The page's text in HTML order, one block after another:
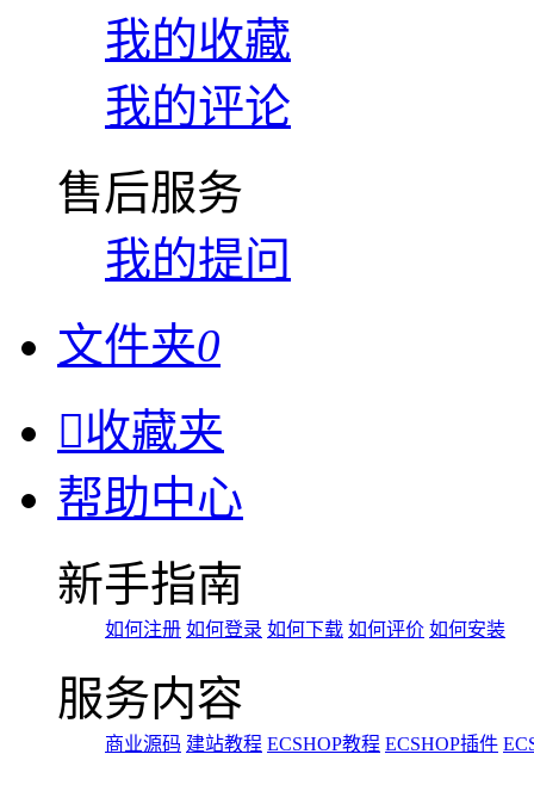
我的收藏
我的评论
售后服务
我的提问
文件夹0
收藏夹
帮助中心
新手指南
如何注册 如何登录 如何下载 如何评价 如何安装
服务内容
商业源码 建站教程 ECSHOP教程 ECSHOP插件